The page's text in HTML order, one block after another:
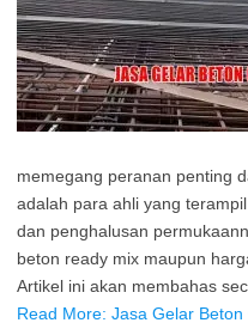
memegang peranan penting
adalah para ahli yang
dan penghalusan
beton ready mix maupun
Artikel ini akan membahas
Read More: Jasa Gelar